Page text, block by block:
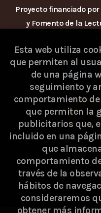
Proyecto financiado
y Fomento de la
2026 ©Passarella
Esta web utiliza
que permiten al
de una página
seguimiento y
comportamiento
que permiten la
publicitarios que,
incluido en una
que
comportamiento
través de la
hábitos de
consideraremos
obtener más